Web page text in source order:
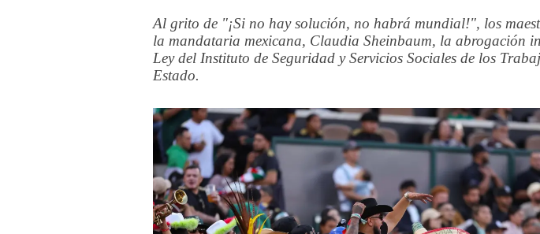
Al grito de "¡Si no hay solución, no habrá mundial!", los
la mandataria mexicana, Claudia Sheinbaum, la abrogación
Ley del Instituto de Seguridad y Servicios Sociales de los
Estado.